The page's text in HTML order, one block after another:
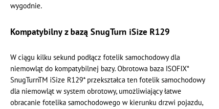
wygodnie.
Kompatybilny z bazą SnugTurn iSize R129
W ciągu kilku sekund podłącz fotelik samochodowy dla
niemowląt do kompatybilnej bazy. Obrotowa baza ISOFIX*
SnugTurnTM iSize R129* przekształca ten fotelik samochodowy
dla niemowląt w system obrotowy, umożliwiający łatwe
obracanie fotelika samochodowego w kierunku drzwi pojazdu,